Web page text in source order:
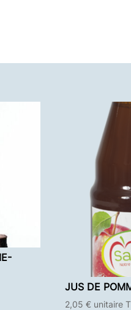
JUS DE
2,05€ unitaire